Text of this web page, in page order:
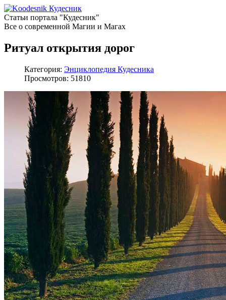
Кудесник
Статьи портала "Кудесник"
Все о современной Магии и Магах
Ритуал открытия дорог
Категория: Энциклопедия Кудесника
Просмотров: 51810